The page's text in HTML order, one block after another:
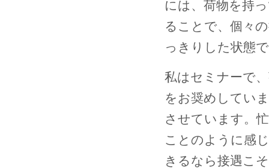
には、荷物を持
ることで、個々
っきりした状態
私はセミナーで
をお奨めしてい
させています。
ことのように感
きるなら接遇こ